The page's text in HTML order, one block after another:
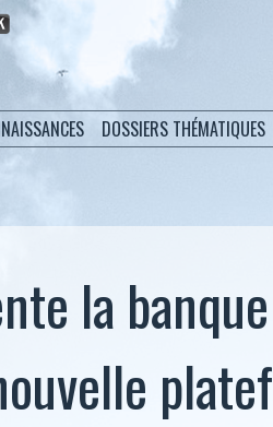
DOSSIERS THÉMATIQUES
la banque